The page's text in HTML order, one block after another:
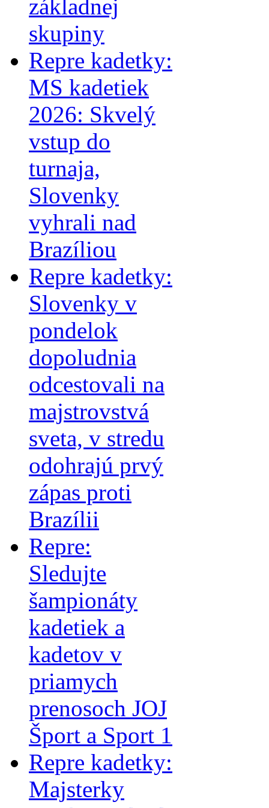
základnej
skupiny
Repre kadetky:
MS kadetiek
2026: Skvelý
vstup do
turnaja,
Slovenky
vyhrali nad
Brazíliou
Repre kadetky:
Slovenky v
pondelok
dopoludnia
odcestovali na
majstrovstvá
sveta, v stredu
odohrajú prvý
zápas proti
Brazílii
Repre:
Sledujte
šampionáty
kadetiek a
kadetov v
priamych
prenosoch JOJ
Šport a Sport 1
Repre kadetky:
Majsterky